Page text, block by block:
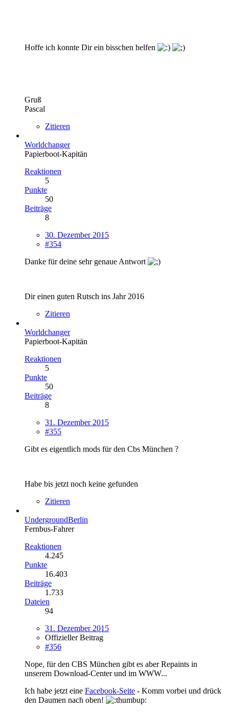
Hoffe ich konnte Dir ein bisschen helfen
Gruß
Pascal
Zitieren
Worldchanger
Papierboot-Kapitän
Reaktionen
5
Punkte
50
Beiträge
8
30. Dezember 2015
#354
Danke für deine sehr genaue Antwort
Dir einen guten Rutsch ins Jahr 2016
Zitieren
Worldchanger
Papierboot-Kapitän
Reaktionen
5
Punkte
50
Beiträge
8
31. Dezember 2015
#355
Gibt es eigentlich mods für den Cbs München ?
Habe bis jetzt noch keine gefunden
Zitieren
UndergroundBerlin
Fernbus-Fahrer
Reaktionen
4.245
Punkte
16.403
Beiträge
1.733
Dateien
94
31. Dezember 2015
Offizieller Beitrag
#356
Nope, für den CBS München gibt es aber Repaints in
unserem Download-Center und im WWW...
Ich habe jetzt eine Facebook-Seite - Komm vorbei und drück
den Daumen nach oben!